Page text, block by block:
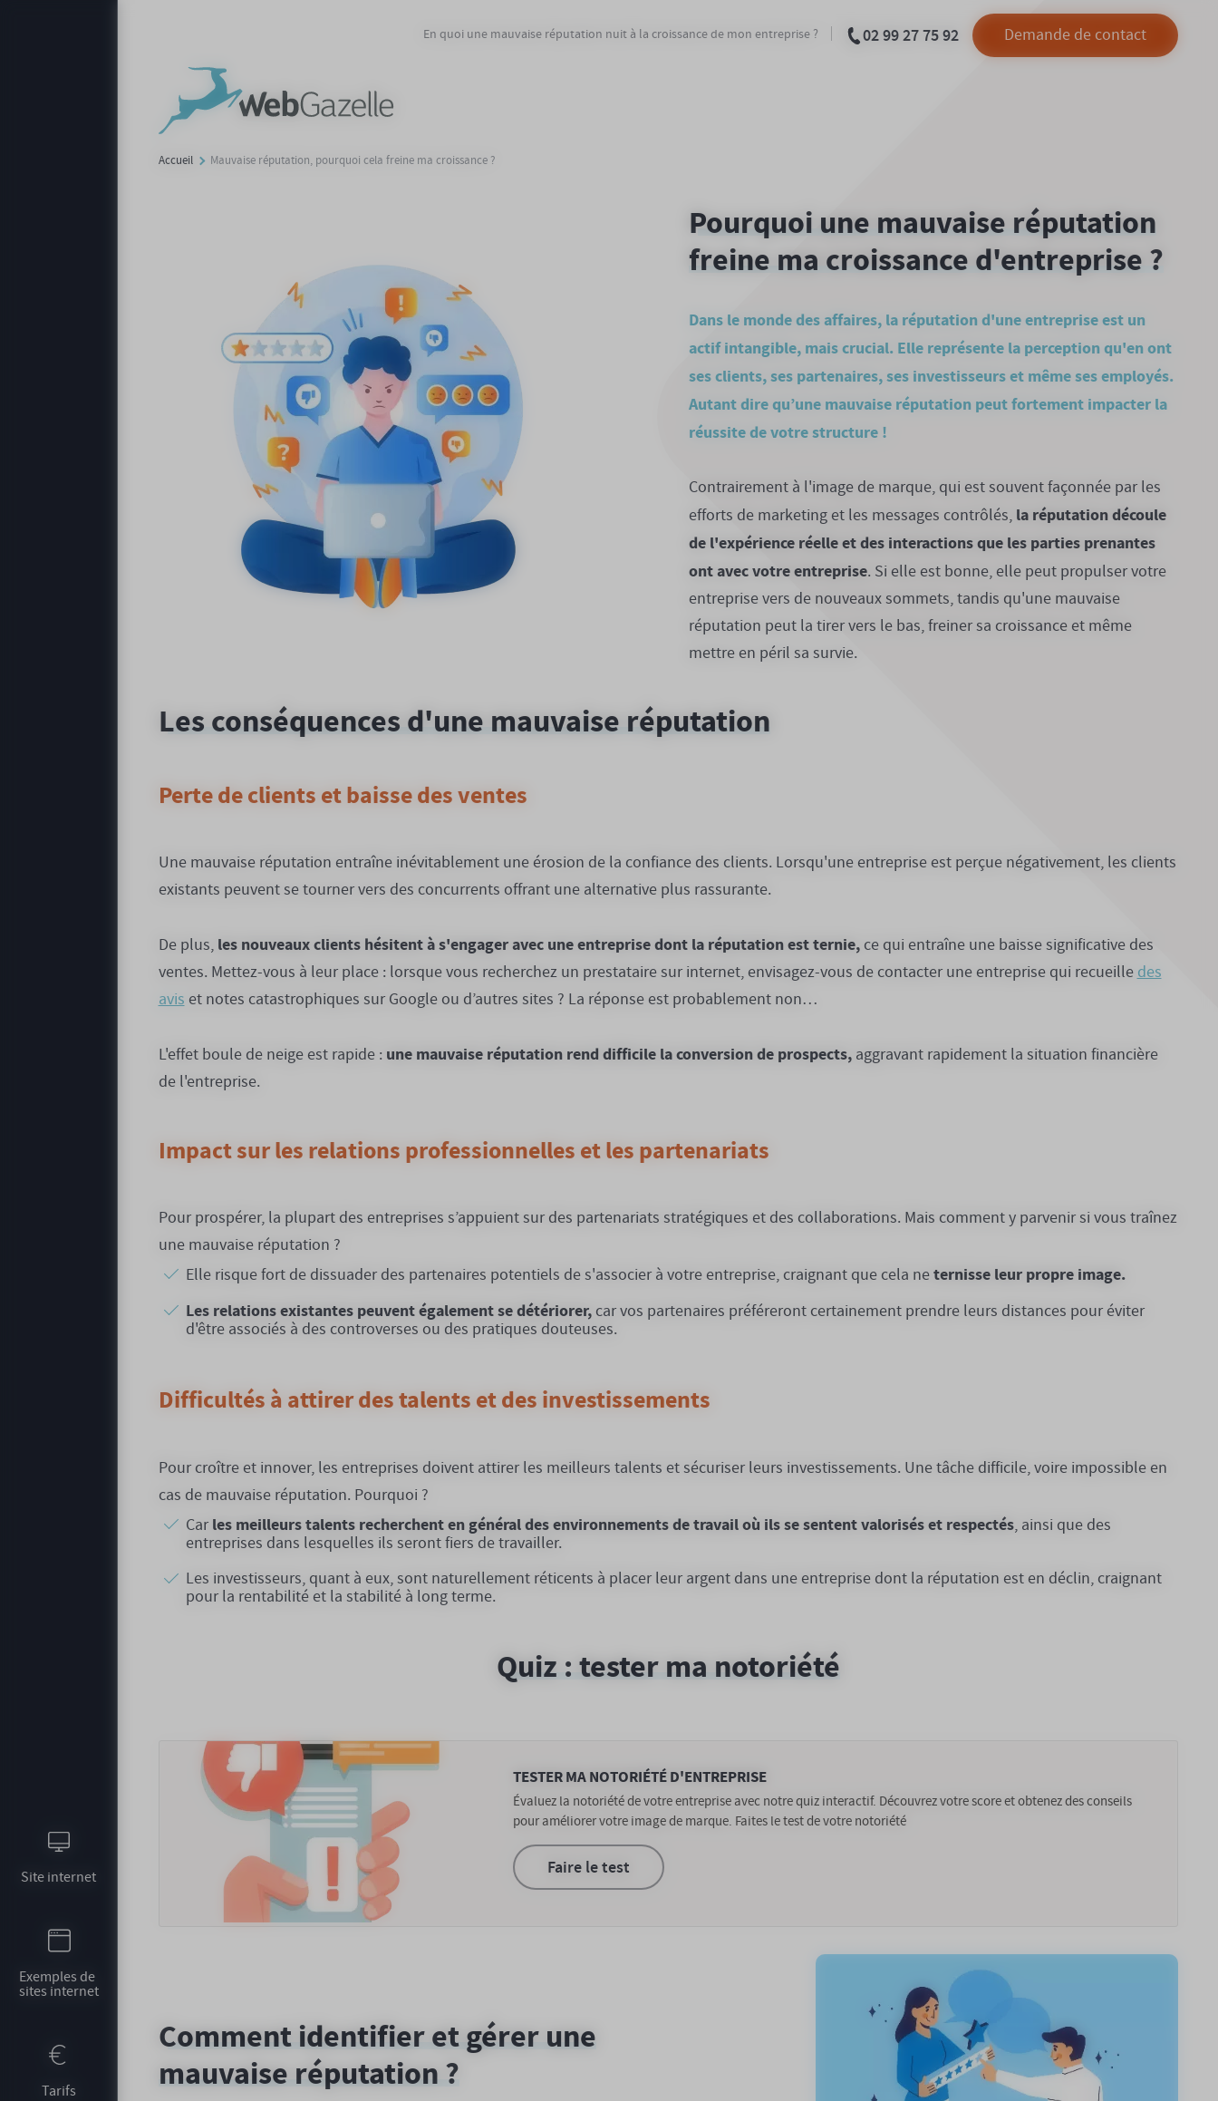
Site internet
Exemples de
sites internet
Tarifs
En quoi une mauvaise réputation nuit à la croissance de mon entreprise ? 02 99 27 75 92 Demande de contact
Accueil Mauvaise réputation, pourquoi cela freine ma croissance ?
Pourquoi une mauvaise réputation
freine ma croissance d'entreprise ?
Dans le monde des affaires, la réputation d'une entreprise est un
actif intangible, mais crucial. Elle représente la perception qu'en ont
ses clients, ses partenaires, ses investisseurs et même ses employés.
Autant dire qu’une mauvaise réputation peut fortement impacter la
réussite de votre structure !
Contrairement à l'image de marque, qui est souvent façonnée par les
efforts de marketing et les messages contrôlés, la réputation découle
de l'expérience réelle et des interactions que les parties prenantes
ont avec votre entreprise. Si elle est bonne, elle peut propulser votre
entreprise vers de nouveaux sommets, tandis qu'une mauvaise
réputation peut la tirer vers le bas, freiner sa croissance et même
mettre en péril sa survie.
Les conséquences d'une mauvaise réputation
Perte de clients et baisse des ventes
Une mauvaise réputation entraîne inévitablement une érosion de la confiance des clients. Lorsqu'une entreprise est perçue négativement, les clients
existants peuvent se tourner vers des concurrents offrant une alternative plus rassurante.
De plus, les nouveaux clients hésitent à s'engager avec une entreprise dont la réputation est ternie,ce qui entraîne une baisse significative des
ventes. Mettez-vous à leur place : lorsque vous recherchez un prestataire sur internet, envisagez-vous de contacter une entreprise qui recueille des
avis et notes catastrophiques sur Google ou d’autres sites ? La réponse est probablement non…
L'effet boule de neige est rapide : une mauvaise réputation rend difficile la conversion de prospects,aggravant rapidement la situation financière
de l'entreprise.
Impact sur les relations professionnelles et les partenariats
Pour prospérer, la plupart des entreprises s’appuient sur des partenariats stratégiques et des collaborations. Mais comment y parvenir si vous traînez
une mauvaise réputation ?
Elle risque fort de dissuader des partenaires potentiels de s'associer à votre entreprise, craignant que cela neternisse leur propre image.
Les relations existantes peuvent également se détériorer,car vos partenaires préféreront certainement prendre leurs distances pour éviter
d'être associés à des controverses ou des pratiques douteuses.
Difficultés à attirer des talents et des investissements
Pour croître et innover, les entreprises doivent attirer les meilleurs talents et sécuriser leurs investissements. Une tâche difficile, voire impossible en
cas de mauvaise réputation. Pourquoi ?
Car les meilleurs talents recherchent en général des environnements de travail où ils se sentent valorisés et respectés, ainsi que des
entreprises dans lesquelles ils seront fiers de travailler.
Les investisseurs, quant à eux, sont naturellement réticents à placer leur argent dans une entreprise dont la réputation est en déclin, craignant
pour la rentabilité et la stabilité à long terme.
Quiz : tester ma notoriété
TESTER MA NOTORIÉTÉ D'ENTREPRISE
Évaluez la notoriété de votre entreprise avec notre quiz interactif. Découvrez votre score et obtenez des conseils
pour améliorer votre image de marque. Faites le test de votre notoriété
Faire le test
Comment identifier et gérer une
mauvaise réputation ?